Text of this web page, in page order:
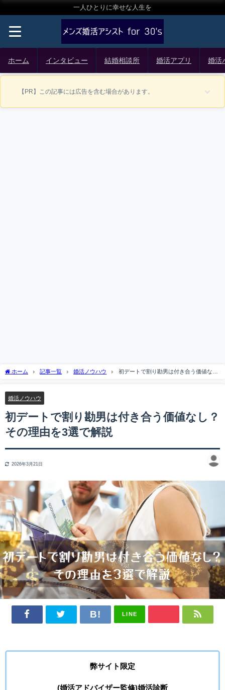
一人ひとりに幸せな人生を
ホーム インタビュー 結婚相談所 婚活アプリ 婚活
【PR】この記事には広告を含む場合があります。
ホーム 記事一覧 婚活ノウハウ
初デートで割り勘男は付き合う価値な
婚活ノウハウ
初デートで割り勘男は付き合う価値なし？
その理由を3選で解説
2026年3月21日
LINE
弊サイト限定
(婚活アドバイザー監修)婚活診断